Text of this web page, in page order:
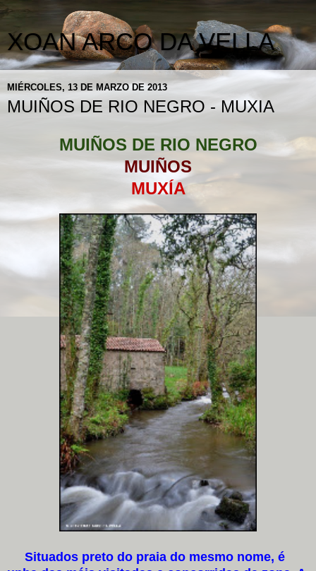
XOAN ARCO DA VELLA
MIÉRCOLES, 13 DE MARZO DE 2013
MUIÑOS DE RIO NEGRO - MUXIA
MUIÑOS DE RIO NEGRO
MUIÑOS
MUXÍA
Situados preto do praia do mesmo nome, é